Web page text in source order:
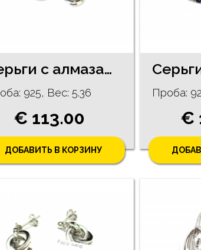
Cерьги c алмазaми (0.02 ct) 10/5255
925, Bес: 5.36
€ 113.00
ДОБАВИТЬ В КОРЗИНУ
Проба:
€